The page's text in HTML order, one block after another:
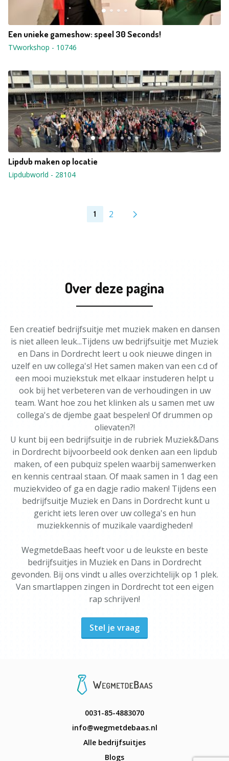
Een unieke gameshow: speel 30 Seconds!
TVworkshop - 10746
Lipdub maken op locatie
Lipdubworld - 28104
1 2
Over deze pagina
Een creatief bedrijfsuitje met muziek maken en dansen
is niet alleen leuk...Tijdens uw bedrijfsuitje met Muziek
en Dans in Dordrecht leert u ook nieuwe dingen in
uzelf en uw collega's! Het samen maken van een c.d of
een mooi muziekstuk met elkaar instuderen helpt u
ook bij het verbeteren van de verhoudingen in uw
team. Want hoe zou het klinken als u samen met uw
collega's de djembe gaat bespelen! Of drummen op
olievaten?!
U kunt bij een bedrijfsuitje in de rubriek Muziek&Dans
in Dordrecht bijvoorbeeld ook denken aan een lipdub
maken, of een pubquiz spelen waarbij samenwerken
en kennis centraal staan. Of maak samen in 1 dag een
muziekvideo of ga en dagje radio maken! Tijdens een
bedrijfsuitje Muziek en Dans in Dordrecht kunt u
gericht iets leren over uw collega's en hun
muziekkennis of muzikale vaardigheden!
WegmetdeBaas heeft voor u de leukste en beste
bedrijfsuitjes in Muziek en Dans in Dordrecht
gevonden. Bij ons vindt u alles overzichtelijk op 1 plek.
Van smartlappen zingen in Dordrecht tot een eigen
rap schrijven!
Stel je vraag
0031-85-4883070
info@wegmetdebaas.nl
Alle bedrijfsuitjes
Blogs